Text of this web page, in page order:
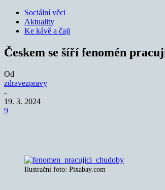
Sociální věci
Aktuality
Ke kávě a čaji
Českem se šíří fenomén
Od
zdravezpravy
-
19. 3. 2024
9
Ilustrační foto: Pixabay.com